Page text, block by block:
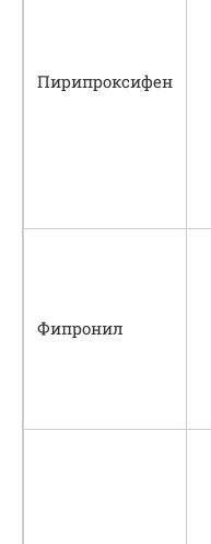
Пирипроксифен
Фипронил